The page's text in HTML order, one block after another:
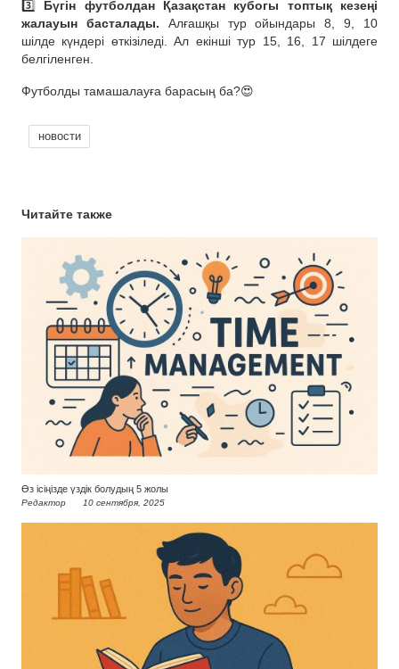
3️⃣ Бүгін футболдан Қазақстан кубогы топтық кезеңі
жалауын басталады. Алғашқы тур ойындары 8, 9, 10
шілде күндері өткізіледі. Ал екінші тур 15, 16, 17 шілдеге
белгіленген.
Футболды тамашалауға барасың ба?😍
новости
Читайте также
Өз ісіңізде үздік болудың 5 жолы
Редактор 10 сентября, 2025